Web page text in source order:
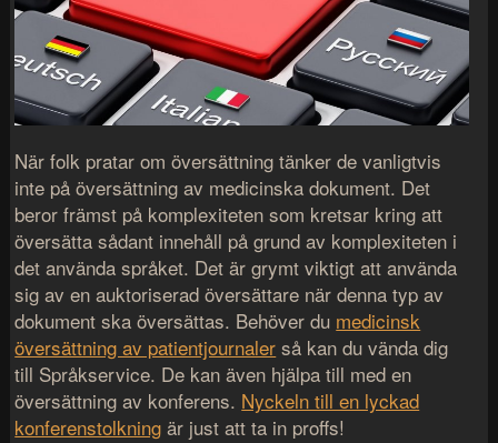
När folk pratar om översättning tänker de vanligtvis
inte på översättning av medicinska dokument. Det
beror främst på komplexiteten som kretsar kring att
översätta sådant innehåll på grund av komplexiteten i
det använda språket. Det är grymt viktigt att använda
sig av en auktoriserad översättare när denna typ av
dokument ska översättas. Behöver du medicinsk
översättning av patientjournaler så kan du vända dig
till Språkservice. De kan även hjälpa till med en
översättning av konferens. Nyckeln till en lyckad
konferenstolkning är just att ta in proffs!